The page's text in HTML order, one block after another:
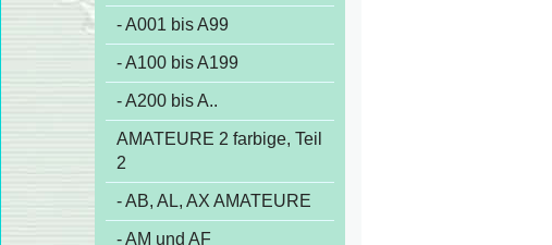
- A001 bis A99
- A100 bis A199
- A200 bis A..
AMATEURE 2 farbige, Teil
2
- AB, AL, AX AMATEURE
- AM und AF